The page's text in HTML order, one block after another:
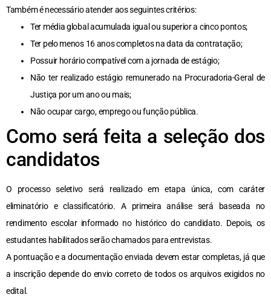
Também é necessário atender aos seguintes critérios:
Ter média global acumulada igual ou superior a cinco pontos;
Ter pelo menos 16 anos completos na data da contratação;
Possuir horário compatível com a jornada de estágio;
Não ter realizado estágio remunerado na Procuradoria-Geral de
Justiça por um ano ou mais;
Não ocupar cargo, emprego ou função pública.
Como será feita a seleção dos
candidatos
O processo seletivo será realizado em etapa única, com caráter
eliminatório e classificatório. A primeira análise será baseada no
rendimento escolar informado no histórico do candidato. Depois, os
estudantes habilitados serão chamados para entrevistas.
A pontuação e a documentação enviada devem estar completas, já que
a inscrição depende do envio correto de todos os arquivos exigidos no
edital.